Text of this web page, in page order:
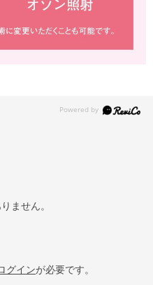
ません。
グインが必要です。